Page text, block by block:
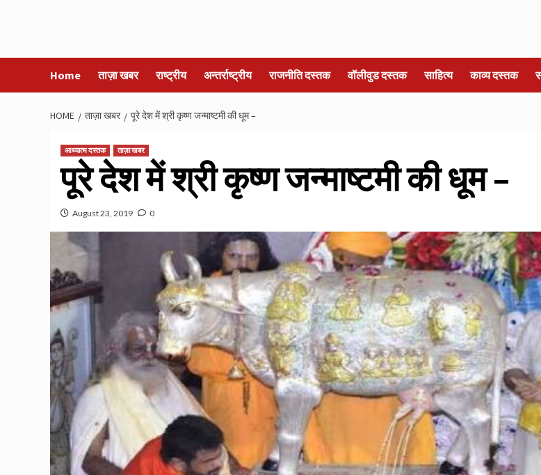
Home ताज़ा खबर राष्ट्रीय अन्तर्राष्ट्रीय राजनीति दस्तक वॉलीवुड दस्तक साहित्य काव्य दस्तक
HOME ताज़ा खबर पूरे देश में श्री कृष्ण जन्माष्टमी की धूम –
आध्यात्म दस्तक ताज़ा खबर
पूरे देश में श्री कृष्ण जन्माष्टमी की धूम –
August 23, 2019 0